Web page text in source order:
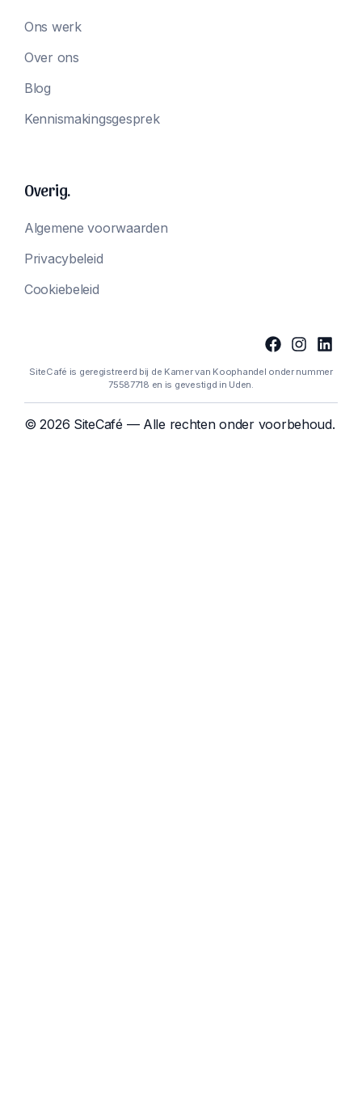
Ons werk
Over ons
Blog
Kennismakingsgesprek
Overig.
Algemene voorwaarden
Privacybeleid
Cookiebeleid
SiteCafé is geregistreerd bij de Kamer van Koophandel onder nummer
75587718 en is gevestigd in Uden.
© 2026 SiteCafé — Alle rechten onder voorbehoud.